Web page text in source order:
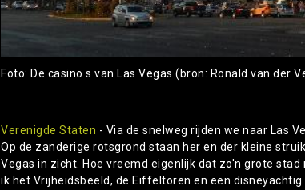
Foto: De casino s van Las Vegas (bron: Ronald van der
Verenigde Staten - Via de snelweg rijden we naar Las
Op de zanderige rotsgrond staan her en der kleine
Vegas in zicht. Hoe vreemd eigenlijk dat zo'n grote
ik het Vrijheidsbeeld, de Eiffeltoren en een